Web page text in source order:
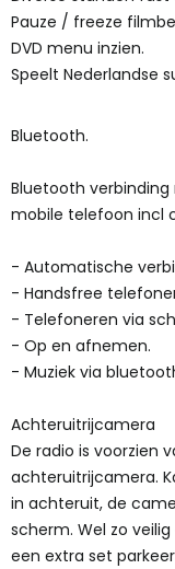
Pauze / freeze
DVD menu inzien.
Speelt Nederlandse
Bluetooth.
Bluetooth
mobile telefoon incl
- Automatische
- Handsfree
- Telefoneren via
- Op en afnemen.
- Muziek via
Achteruitrijcamera
De radio is voorzien
achteruitrijcamera.
in achteruit, de
scherm. Wel zo
een extra set